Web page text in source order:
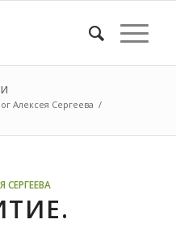
Алексея Сергеева /
СЕРГЕЕВА